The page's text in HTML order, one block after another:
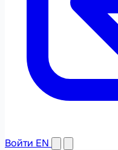
Войти EN